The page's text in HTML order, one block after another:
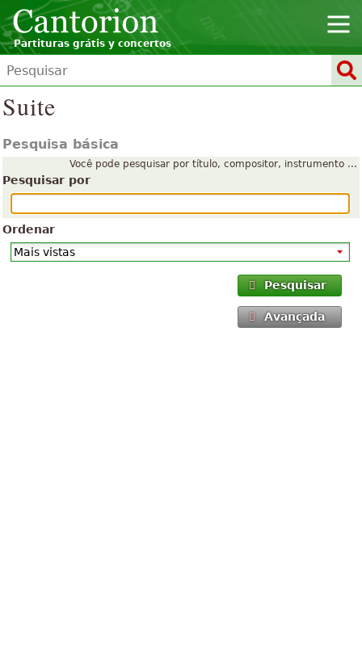
Partituras grátis y concertos
Suite
Pesquisa básica
Você pode pesquisar por título, compositor, instrumento ...
Pesquisar por
Ordenar
Pesquisar
Avançada